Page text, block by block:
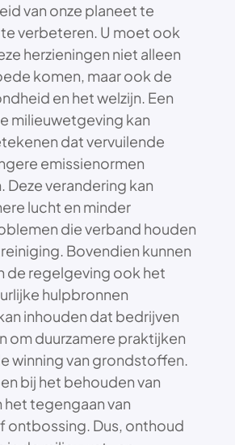
van onze planeet te
verbeteren. U moet ook
herzieningen niet alleen
komen, maar ook de
en het welzijn. Een
milieuwetgeving kan
dat vervuilende
emissienormen
Deze verandering kan
lucht en minder
die verband houden
Bovendien kunnen
de regelgeving ook het
hulpbronnen
inhouden dat bedrijven
om duurzamere praktijken
winning van grondstoffen.
bij het behouden van
tegengaan van
ontbossing. Dus, onthoud